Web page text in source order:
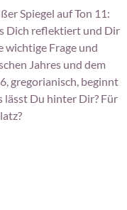
Spiegel auf Ton 11:
Dich reflektiert und Dir
wichtige Frage und
Jahres und dem
gregorianisch, beginnt
lässt Du hinter Dir? Für